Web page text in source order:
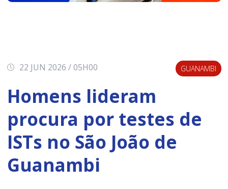
22 JUN 2026 / 05H00 GUANAMBI
Homens lideram
procura por testes de
ISTs no São João de
Guanambi